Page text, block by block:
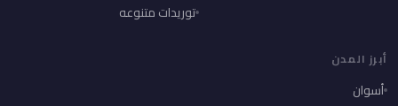
توريدات متنوعه
أبرز المدن
أسوان